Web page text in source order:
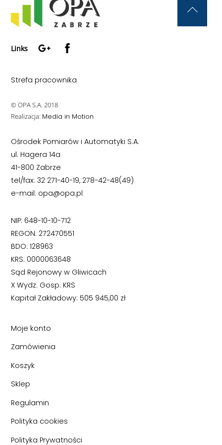
Links
Google+
Strefa pracownika
© OPA S.A. 2018
Realizacja: Media in Motion
Ośrodek Pomiarów i Automatyki S.A.
ul. Hagera 14a
41-800 Zabrze
tel/fax: 32 271-40-19, 278-42-48(49)
e-mail: opa@opa.pl
NIP: 648-10-10-712
REGON: 272470551
BDO: 128963
KRS: 0000063648
Sąd Rejonowy w Gliwicach
X Wydz. Gosp. KRS
Kapitał Zakładowy: 505 945,00 zł
Moje konto
Zamówienia
Koszyk
Sklep
Regulamin
Polityka cookies
Polityka Prywatności